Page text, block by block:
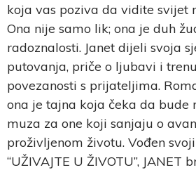
koja vas poziva da vidite svijet
Ona nije samo lik; ona je duh
radoznalosti. Janet dijeli svoja
putovanja, priče o ljubavi i
povezanosti s prijateljima.
ona je tajna koja čeka da bude
muza za one koji sanjaju o
proživljenom životu. Vođen
“UŽIVAJTE U ŽIVOTU”, JANET